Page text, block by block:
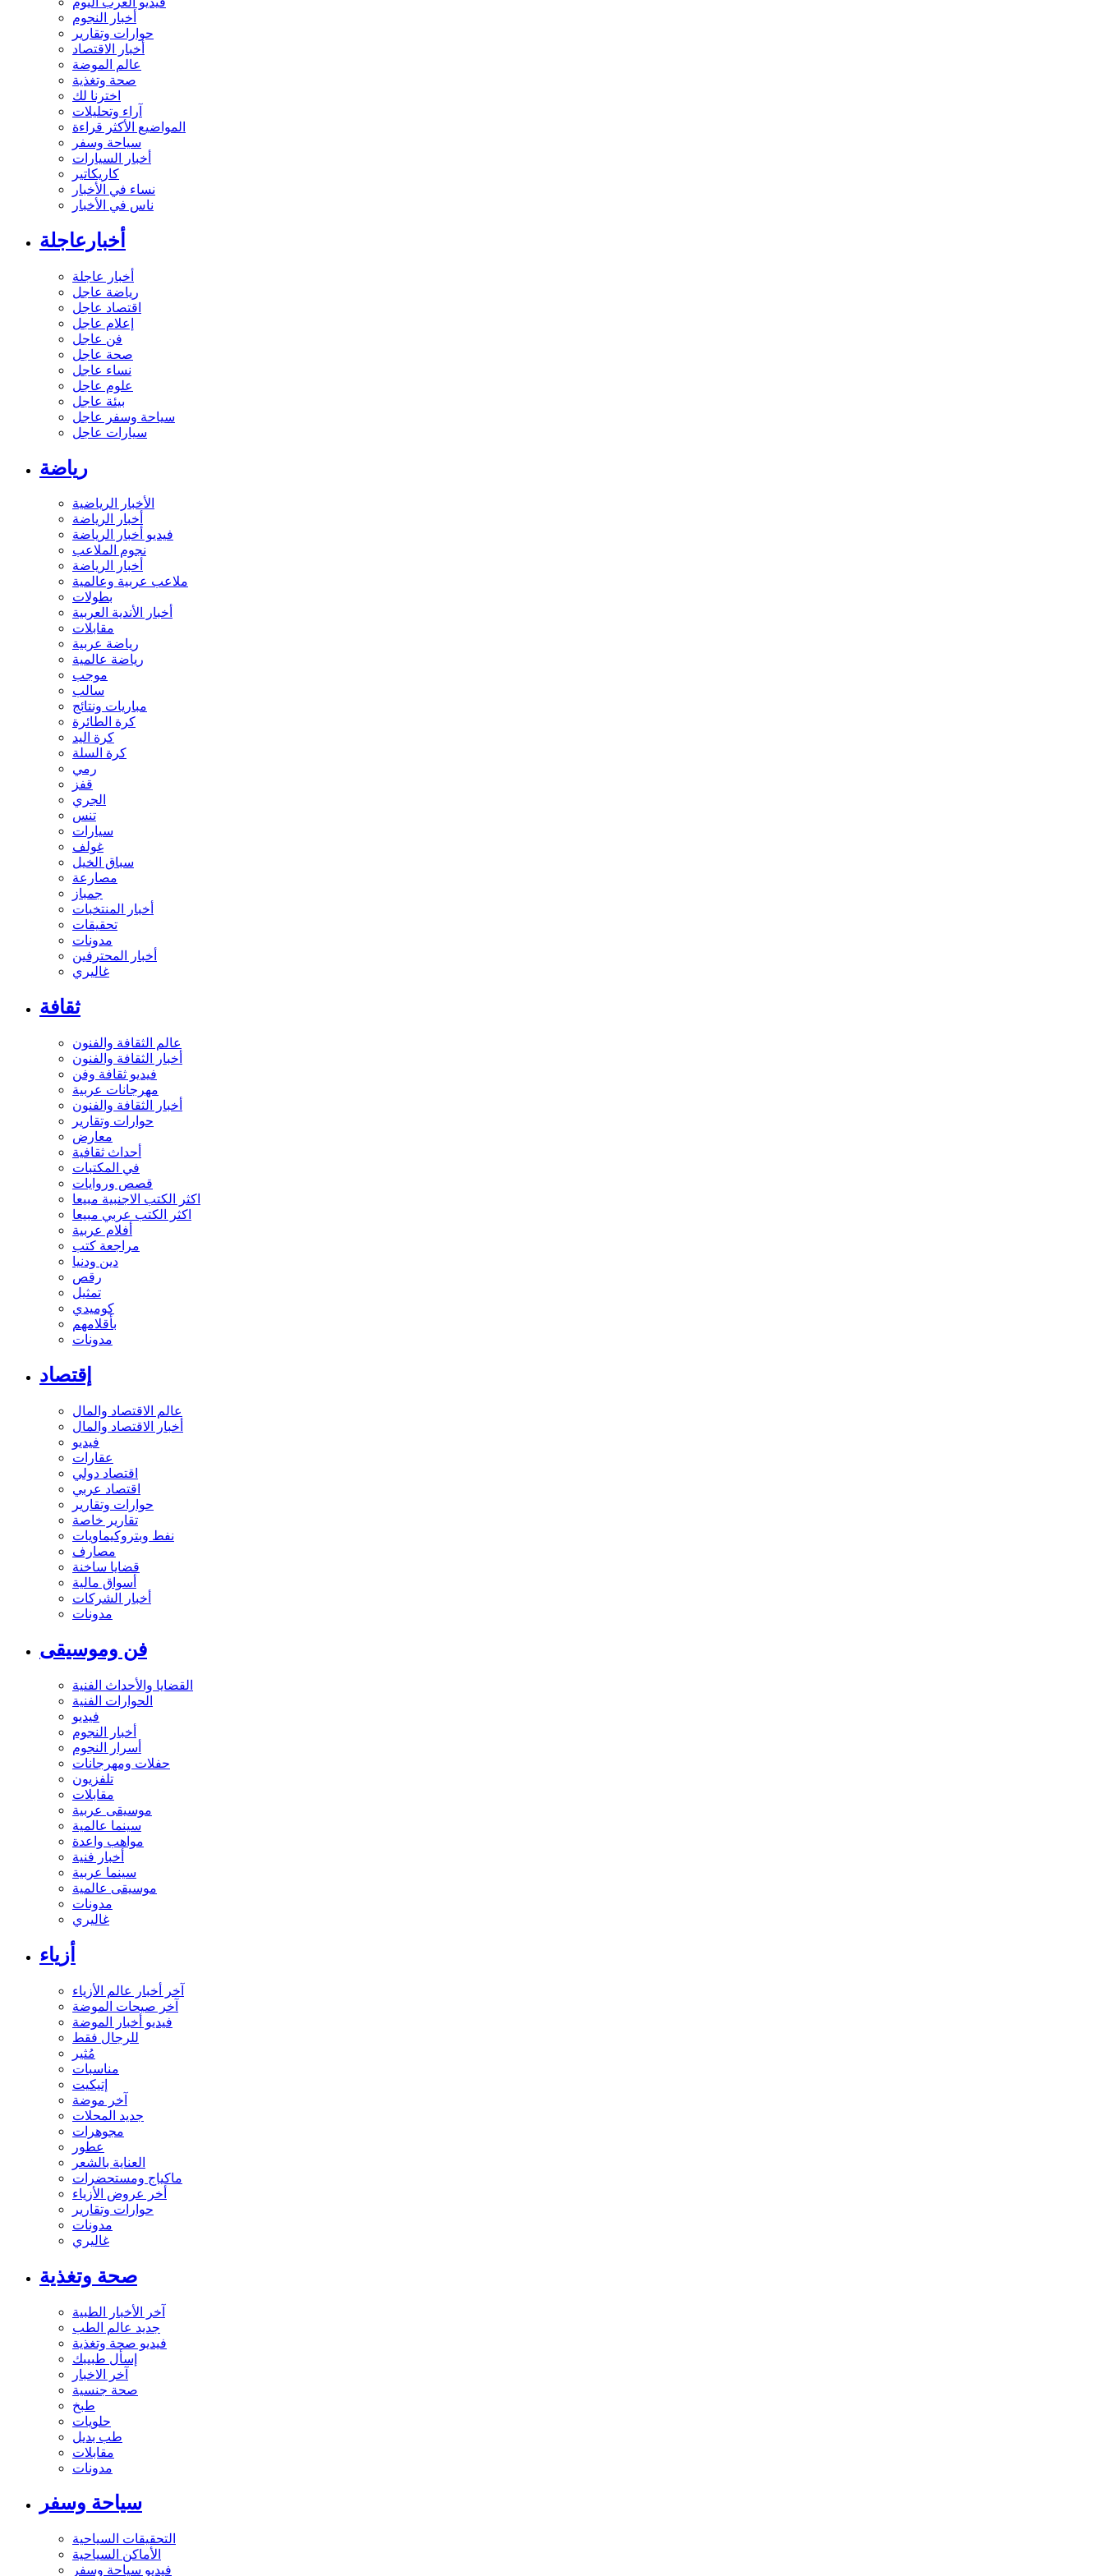
أخبار النجوم
حوارات وتقارير
أخبار الاقتصاد
عالم الموضة
صحة وتغذية
اخترنا لك
آراء وتحليلات
المواضيع الأكثر قراءة
سياحة وسفر
أخبار السيارات
كاريكاتير
نساء في الأخبار
ناس في الأخبار
أخبارعاجلة
أخبار عاجلة
رياضة عاجل
اقتصاد عاجل
إعلام عاجل
فن عاجل
صحة عاجل
نساء عاجل
علوم عاجل
بيئة عاجل
سياحة وسفر عاجل
سيارات عاجل
رياضة
الأخبار الرياضية
أخبار الرياضة
فيديو أخبار الرياضة
نجوم الملاعب
أخبار الرياضة
ملاعب عربية وعالمية
بطولات
أخبار الأندية العربية
مقابلات
رياضة عربية
رياضة عالمية
موجب
سالب
مباريات ونتائج
كرة الطائرة
كرة اليد
كرة السلة
رمي
قفز
الجري
تنس
سيارات
غولف
سباق الخيل
مصارعة
جمباز
أخبار المنتخبات
تحقيقات
مدونات
أخبار المحترفين
غاليري
ثقافة
عالم الثقافة والفنون
أخبار الثقافة والفنون
فيديو ثقافة وفن
مهرجانات عربية
أخبار الثقافة والفنون
حوارات وتقارير
معارض
أحداث ثقافية
في المكتبات
قصص وروايات
اكثر الكتب الاجنبية مبيعا
اكثر الكتب عربي مبيعا
أفلام عربية
مراجعة كتب
دين ودنيا
رقص
تمثيل
كوميدي
بأقلامهم
مدونات
إقتصاد
عالم الاقتصاد والمال
أخبار الاقتصاد والمال
فيديو
عقارات
اقتصاد دولي
اقتصاد عربي
حوارات وتقارير
تقارير خاصة
نفط وبتروكيماويات
مصارف
قضايا ساخنة
أسواق مالية
أخبار الشركات
مدونات
فن وموسيقى
القضايا والأحداث الفنية
الحوارات الفنية
فيديو
أخبار النجوم
أسرار النجوم
حفلات ومهرجانات
تلفزيون
مقابلات
موسيقى عربية
سينما عالمية
مواهب واعدة
أخبار فنية
سينما عربية
موسيقى عالمية
مدونات
غاليري
أزياء
آخر أخبار عالم الأزياء
آخر صيحات الموضة
فيديو أخبار الموضة
للرجال فقط
مُثير
مناسبات
إتيكيت
آخر موضة
جديد المحلات
مجوهرات
عطور
العناية بالشعر
ماكياج ومستحضرات
أخر عروض الأزياء
حوارات وتقارير
مدونات
غاليري
صحة وتغذية
آخر الأخبار الطبية
جديد عالم الطب
فيديو صحة وتغذية
إسأل طبيبك
آخر الاخبار
صحة جنسية
طبخ
حلويات
طب بديل
مقابلات
مدونات
سياحة وسفر
التحقيقات السياحية
الأماكن السياحية
فيديو سياحة وسفر